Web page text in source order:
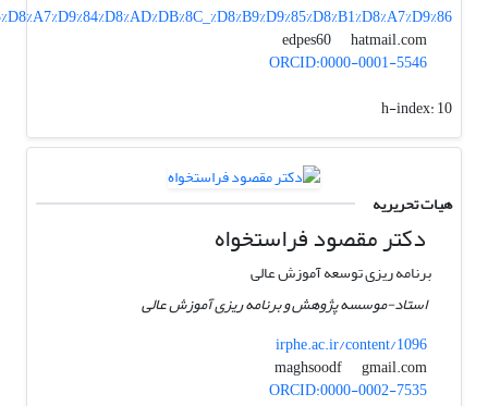
edpes60
hatmail.com
ORCID:0000-0001-5546
h-index:10
هیات تحریریه
دکتر مقصود فراستخواه
برنامه ریزی توسعه آموزش عالی
استاد-موسسه پژوهش و برنامه ریزی آموزش عالی
irphe.ac.ir/content/1096
maghsoodf
gmail.com
ORCID:0000-0002-7535